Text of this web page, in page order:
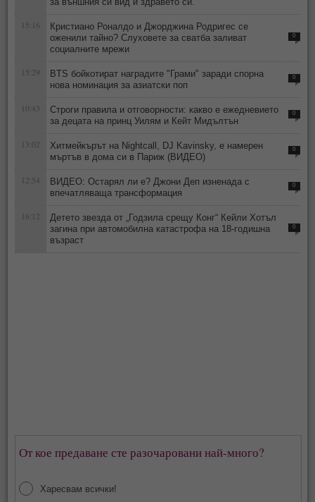
15:16
Кристиано Роналдо и Джорджина Родригес се
оженили тайно? Слуховете за сватба заливат
социалните мрежи
0
15:29
BTS бойкотират наградите "Грами" заради спорна
нова номинация за азиатски поп
0
10:43
Строги правила и отговорности: какво е ежедневието
за децата на принц Уилям и Кейт Мидълтън
0
13:02
Хитмейкърът на Nightcall, DJ Kavinsky, е намерен
мъртъв в дома си в Париж (ВИДЕО)
0
12:54
ВИДЕО: Остарял ли е? Джони Деп изненада с
впечатляваща трансформация
0
16:12
Детето звезда от „Годзила срещу Конг“ Кейли Хотъл
загина при автомобилна катастрофа на 18-годишна
възраст
0
От кое предаване сте разочаровани най-много?
Харесвам всички!